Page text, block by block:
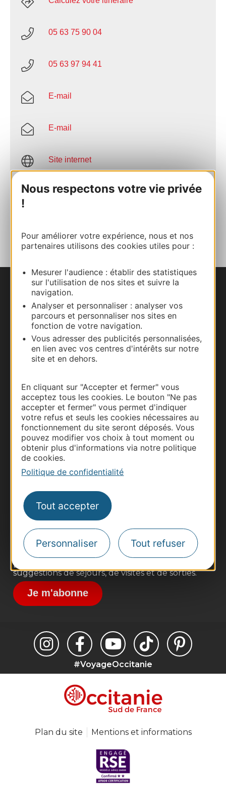
Nous respectons votre vie privée
!
Pour améliorer votre expérience, nous et nos
partenaires utilisons des cookies utiles pour :
Mesurer l'audience : établir des statistiques
sur l'utilisation de nos sites et suivre la
navigation.
Analyser et personnaliser : analyser vos
parcours et personnaliser nos sites en
fonction de votre navigation.
Vous adresser des publicités personnalisées,
en lien avec vos centres d'intérêts sur notre
site et en dehors.
En cliquant sur "Accepter et fermer" vous
acceptez tous les cookies. Le bouton "Ne pas
accepter et fermer" vous permet d'indiquer
votre refus et seuls les cookies nécessaires au
fonctionnement du site seront déposés. Vous
pouvez modifier vos choix à tout moment ou
obtenir plus d'informations via notre politique
de cookies.
Politique de confidentialité
Tout accepter
Personnaliser Tout refuser
05 63 75 90 04
05 63 97 94 41
E-mail
E-mail
Site internet
Site internet
Nous contacter
Carte interactive
Documentation
Thermalisme
Business/Mice
Pros d'Occitanie
Site presse et d'influence
Voyagistes
Destination Sport
Inscrivez-vous à la lettre d'information
Destination Occitanie pour recevoir des
suggestions de séjours, de visites et de sorties.
Je m'abonne
#VoyageOccitanie
Plan du site Mentions et informations